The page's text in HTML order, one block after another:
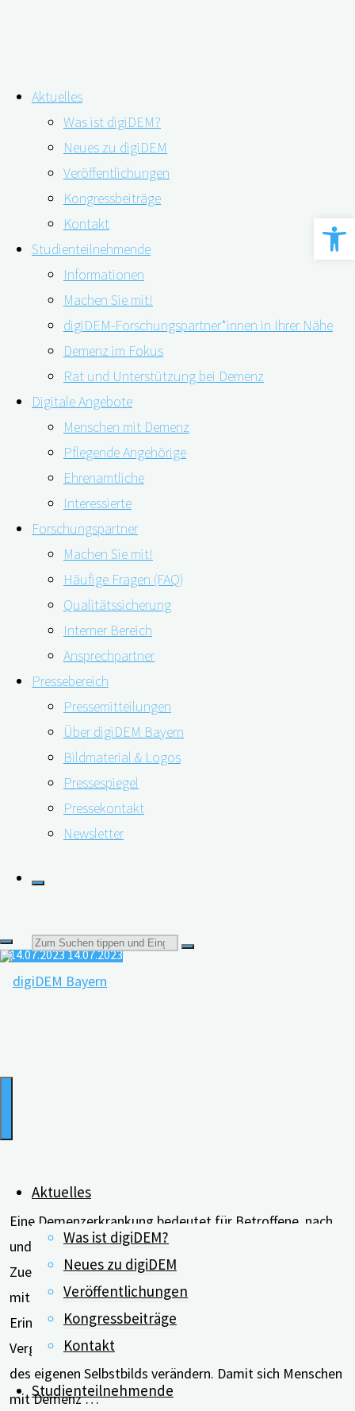
Inhalt
springen
Aktuelles
Was ist digiDEM?
Neues zu digiDEM
Veröffentlichungen
Kongressbeiträge
Kontakt
Studienteilnehmende
Informationen
Machen Sie mit!
digiDEM-Forschungspartner*innen in Ihrer Nähe
Demenz im Fokus
Rat und Unterstützung bei Demenz
Digitale Angebote
Menschen mit Demenz
Pflegende Angehörige
Ehrenamtliche
Interessierte
Forschungspartner
Machen Sie mit!
Häufige Fragen (FAQ)
Qualitätssicherung
Interner Bereich
Ansprechpartner
Pressebereich
Pressemitteilungen
Über digiDEM Bayern
Bildmaterial & Logos
Pressespiegel
Pressekontakt
Newsletter
Suchen
Aktuelles
Was ist digiDEM?
Neues zu digiDEM
Veröffentlichungen
Kongressbeiträge
Kontakt
Studienteilnehmende
Kategorie:Sciene Watch Live ARCHIV
Demenzprävention und
Resilienzförderung
06.09.2023 06.09.2023
Viele Menschen verstehen die Entwicklung einer Demenz
als unausweichliches Schicksal des Alters. Dabei haben
Wissenschaftler*innen nachgewiesen: Verändert sich der
Lebensstil, könnten etwa 40 Prozent der
Demenzerkrankungen vermieden werden. Zu den
Präventionsmöglichkeiten, um geistig gesund und
leistungsfähig zu bleiben, gehören zum Beispiel
Bewegung, soziale Kontakte und nicht zu rauchen.
Gerade in …
weiterlesen
"Demenzprävention
und
Demenz
14.07.202314.07.2023
Eine Demenzerkrankung bedeutet für Betroffene, nach
und nach Erinnerungen an das eigene Leben zu verlieren.
Zuerst vergessen Betroffene aktuelle Situationen, doch
mit Fortschreiten der Erkrankung erlöschen auch die
Erinnerungen an Bilder und Ereignisse der eigenen
Vergangenheit. Diese Verluste können die Wahrnehmung
des eigenen Selbstbilds verändern. Damit sich Menschen
mit Demenz …